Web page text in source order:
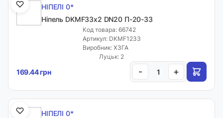
НІПЕЛІ 0*
Ніпель DKMF33х2 DN20 П-20-33
Код товара: 66742
Артикул: DKMF1233
Виробник: ХЗГА
Луцьк: 2
169.44 грн - +
НІПЕЛІ 0*